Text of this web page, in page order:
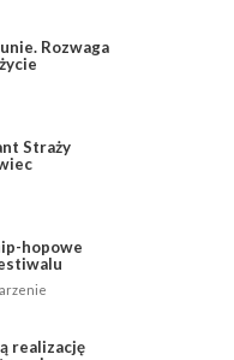
Rozwaga
Straży
hopowe
realizację